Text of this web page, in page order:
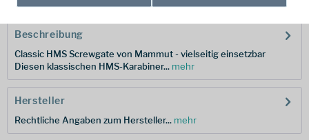
Beschreibung
Classic HMS Screwgate von Mammut - vielseitig einsetzbar
Diesen klassischen HMS-Karabiner... mehr
Hersteller
Rechtliche Angaben zum Hersteller... mehr